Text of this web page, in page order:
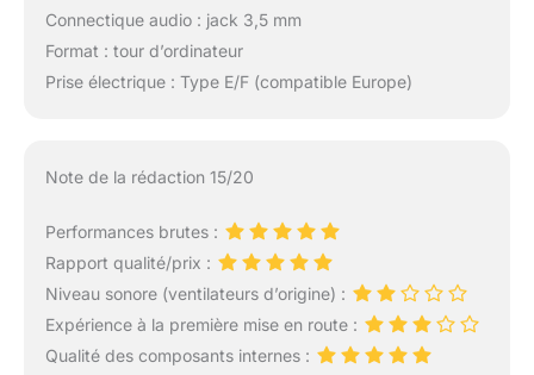
Connectique audio : jack 3,5 mm
Format : tour d’ordinateur
Prise électrique : Type E/F (compatible Europe)
Note de la rédaction 15/20
Performances brutes :
Rapport qualité/prix :
Niveau sonore (ventilateurs d’origine) :
Expérience à la première mise en route :
Qualité des composants internes :